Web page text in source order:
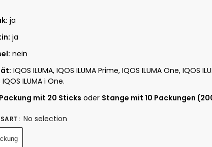
ja
ja
nein
IQOS ILUMA, IQOS ILUMA Prime, IQOS ILUMA One, IQOS
ILUMA i One.
Packung mit 20 Sticks oder Stange mit 10 Packungen
: No selection